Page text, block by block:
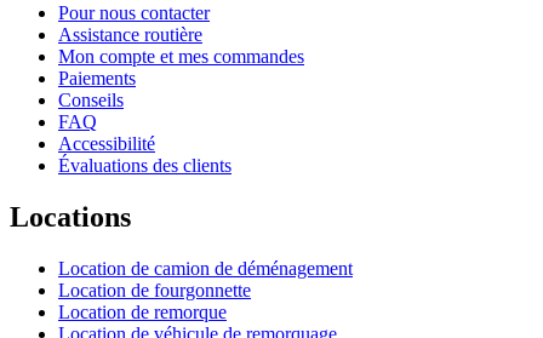
Pour nous contacter
Assistance routière
Mon compte et mes commandes
Paiements
Conseils
FAQ
Accessibilité
Évaluations des clients
Locations
Location de camion de déménagement
Location de fourgonnette
Location de remorque
Location de véhicule de remorquage